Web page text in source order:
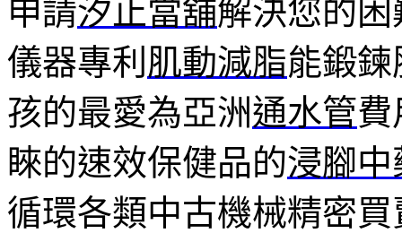
申請汐止當舖解決您的
儀器專利 肌動減脂能鍛
孩的最愛為亞洲通水管費
睞的速效保健品的浸腳中
循環各類中古機械精密買